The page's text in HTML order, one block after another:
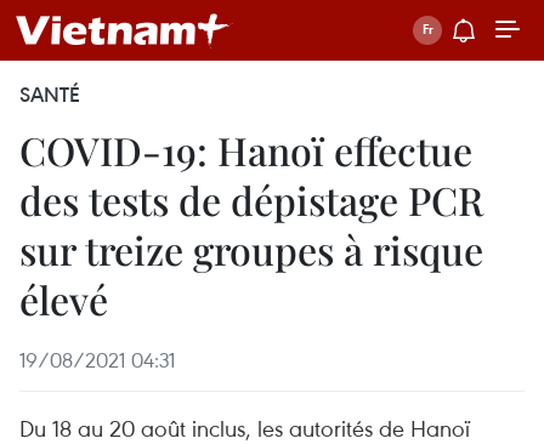
SANTÉ
COVID-19: Hanoï effectue
des tests de dépistage PCR
sur treize groupes à risque
élevé
19/08/2021 04:31
Du 18 au 20 août inclus, les autorités de Hanoï